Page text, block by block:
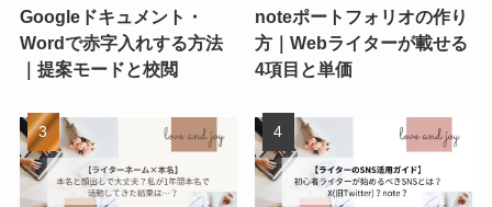
Googleドキュメント・
Wordで赤字入れする方法
｜提案モードと校閲
noteポートフォリオの作り
方｜Webライターが載せる
4項目と単価